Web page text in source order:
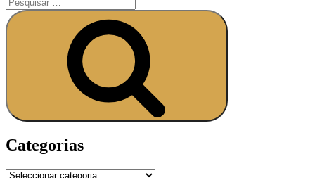
Categorias